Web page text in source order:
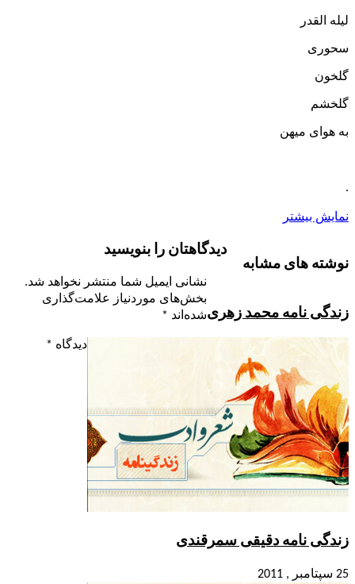
لیله القدر
سحوری
گلخون
گلخشم
به هوای میهن
.
نمایش بیشتر
نوشته های مشابه
زندگی نامه محمد زهری
زندگی نامه دقیقی سمرقندی
25 سپتامبر , 2011
دیدگاهتان را بنویسید
نشانی ایمیل شما منتشر نخواهد شد.
بخش‌های موردنیاز علامت‌گذاری
شده‌اند *
دیدگاه *